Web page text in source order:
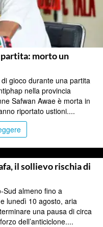
morto un
gioco durante una partita
nella provincia
Safwan Awae è morta in
riportato ustioni....
il sollievo rischia di
Sud almeno fino a
lunedì 10 agosto, aria
una pausa di circa
dell’anticiclone....